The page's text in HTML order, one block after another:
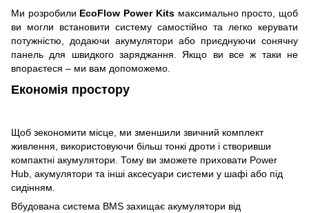
Ми розробили EcoFlow Power Kitsмаксимально просто, щоб
ви могли встановити систему самостійно та легко керувати
потужністю, додаючи акумулятори або приєднуючи сонячну
панель для швидкого заряджання. Якщо ви все ж таки не
впораєтеся – ми вам допоможемо.
Економія простору
Щоб зекономити місце, ми зменшили звичний комплект
живлення, використовуючи більш тонкі дроти і створивши
компактні акумулятори. Тому ви зможете приховати Power
Hub, акумулятори та інші аксесуари системи у шафі або під
сидінням.
Вбудована система BMS захищає акумулятори від